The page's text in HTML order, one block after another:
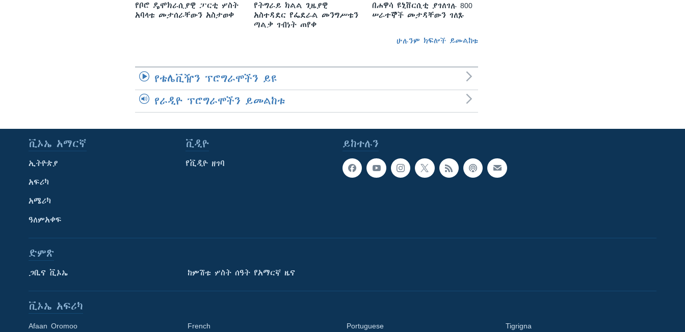
የቦሮ ዴሞክራሲያዊ ፓርቲ ሦስት
አባላቱ መታሰራቸውን አስታወቀ
የትግራይ ክልል ጊዜያዊ
አስተዳደር የፌደራል መንግሥቱን
ጣልቃ ገብነት ጠየቀ
በሐዋሳ ዩኒቨርሲቲ ያገለገሉ 800
ሠራተኞች መታዳቸውን ገለጹ
ሁሉንም ክፍሎች ይመልከቱ
የቴሌቪዥን ፕሮግራሞችን ይዩ
የራዲዮ ፕሮግራሞችን ይመልከቱ
ይከተሉን
ቪኦኤ አማርኛ
ኢትዮጵያ
አፍሪካ
አሜሪካ
ዓለምአቀፍ
ቪዲዮ
የቪዲዮ ዘገባ
ድምጽ
ጋቢና ቪኦኤ ከምሽቱ ሦስት ሰዓት የአማርኛ ዜና
ቪኦኤ አፍሪካ
Afaan Oromoo French Portuguese Tigrigna